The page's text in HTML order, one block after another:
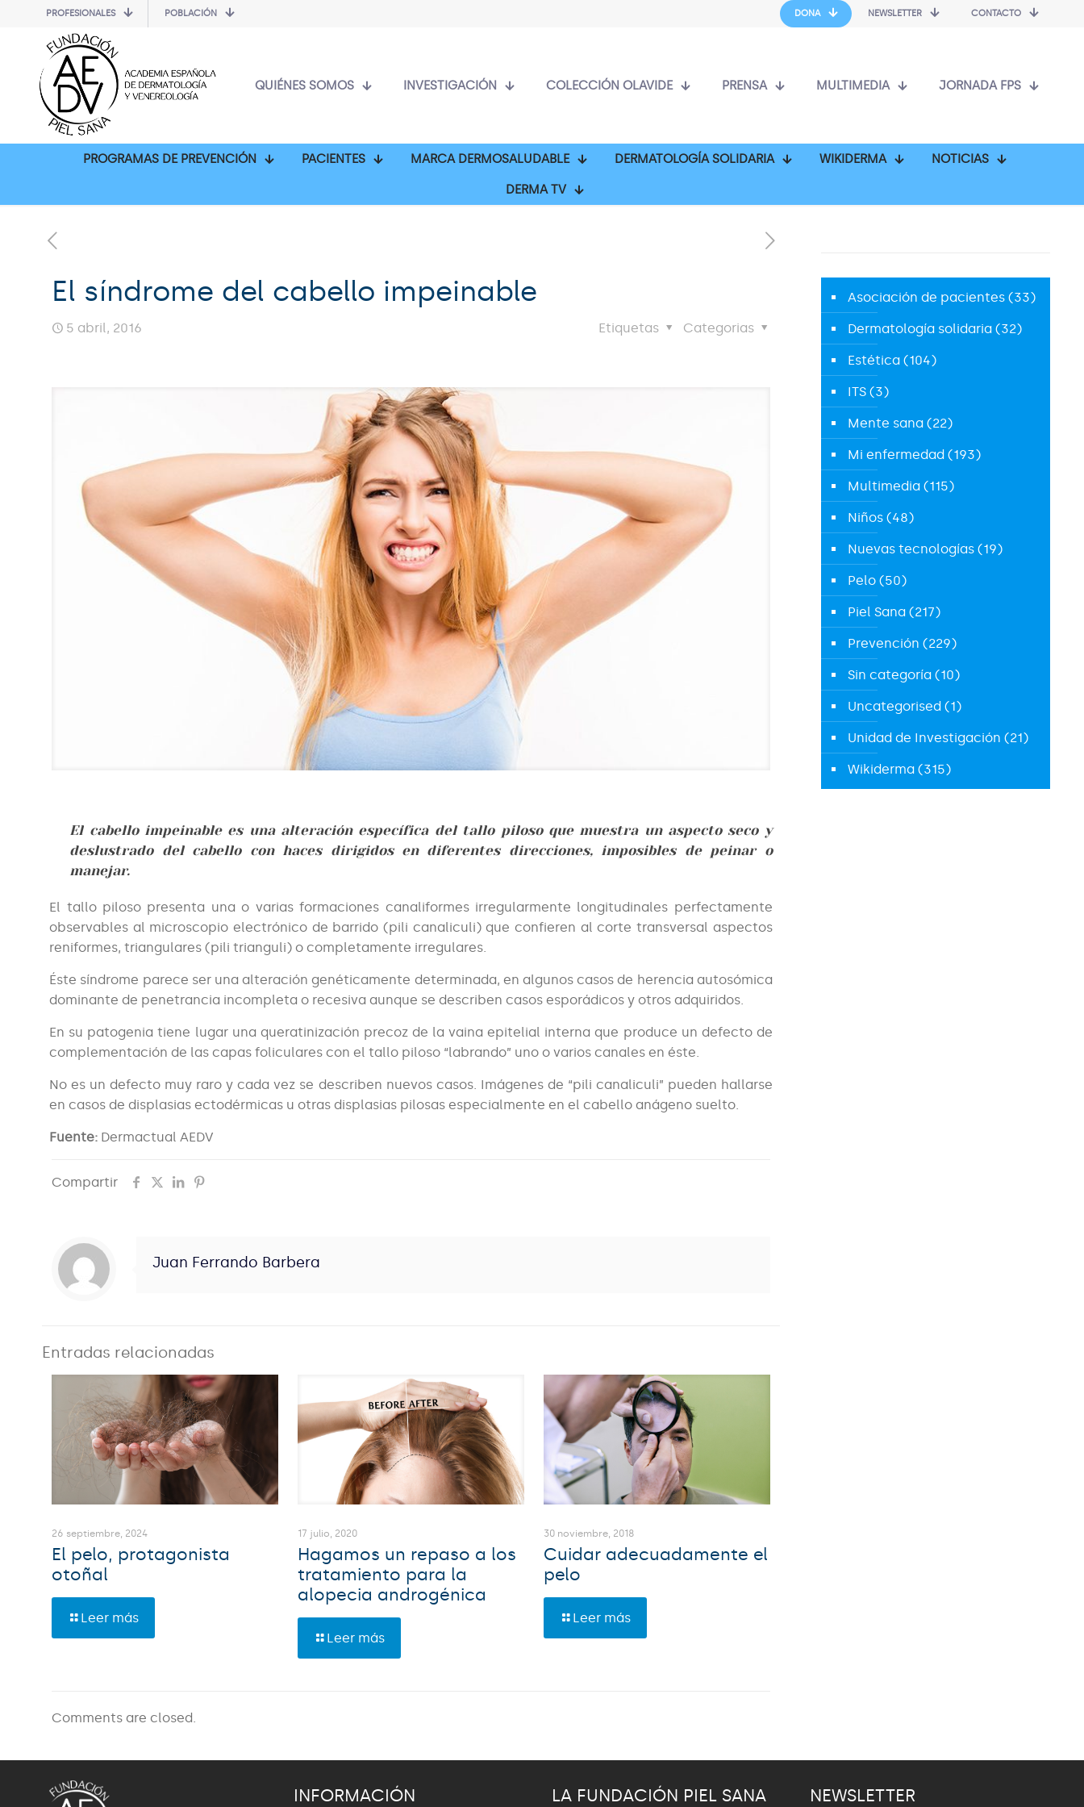
PROFESIONALES POBLACIÓN DONA NEWSLETTER CONTACTO
QUIÉNES SOMOS INVESTIGACIÓN COLECCIÓN OLAVIDE PRENSA MULTIMEDIA JORNADA FPS
PROGRAMAS DE PREVENCIÓN PACIENTES MARCA DERMOSALUDABLE DERMATOLOGÍA SOLIDARIA WIKIDERMA NOTICIAS
DERMA TV
El síndrome del cabello impeinable
5 abril, 2016 Categorias
Etiquetas
El cabello impeinable es una alteración específica del tallo piloso que muestra un aspecto seco y
deslustrado del cabello con haces dirigidos en diferentes direcciones, imposibles de peinar o
manejar.
El tallo piloso presenta una o varias formaciones canaliformes irregularmente longitudinales perfectamente
observables al microscopio electrónico de barrido (pili canaliculi) que confieren al corte transversal aspectos
reniformes, triangulares (pili trianguli) o completamente irregulares.
Éste síndrome parece ser una alteración genéticamente determinada, en algunos casos de herencia autosómica
dominante de penetrancia incompleta o recesiva aunque se describen casos esporádicos y otros adquiridos.
En su patogenia tiene lugar una queratinización precoz de la vaina epitelial interna que produce un defecto de
complementación de las capas foliculares con el tallo piloso “labrando” uno o varios canales en éste.
No es un defecto muy raro y cada vez se describen nuevos casos. Imágenes de “pili canaliculi” pueden hallarse
en casos de displasias ectodérmicas u otras displasias pilosas especialmente en el cabello anágeno suelto.
Fuente: Dermactual AEDV
Compartir
Juan Ferrando Barbera
Entradas relacionadas
26 septiembre, 2024
El pelo, protagonista
otoñal
Leer más
17 julio, 2020
Hagamos un repaso a los
tratamiento para la
alopecia androgénica
Leer más
30 noviembre, 2018
Cuidar adecuadamente el
pelo
Leer más
Comments are closed.
Asociación de pacientes (33)
Dermatología solidaria (32)
Estética (104)
ITS (3)
Mente sana (22)
Mi enfermedad (193)
Multimedia (115)
Niños (48)
Nuevas tecnologías (19)
Pelo (50)
Piel Sana (217)
Prevención (229)
Sin categoría (10)
Uncategorised (1)
Unidad de Investigación (21)
Wikiderma (315)
INFORMACIÓN LA FUNDACIÓN PIEL SANA NEWSLETTER